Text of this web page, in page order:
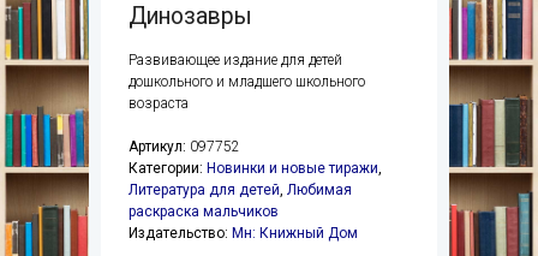
Динозавры
Развивающее издание для детей
дошкольного и младшего школьного
возраста
Артикул: 097752
Категории: Новинки и новые тиражи,
Литература для детей, Любимая
раскраска мальчиков
Издательство: Мн: Книжный Дом